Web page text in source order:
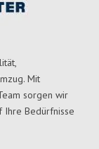
Mit
sorgen wir
Ihre Bedürfnisse